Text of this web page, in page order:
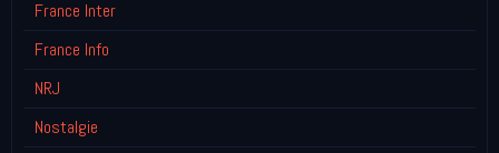
France Inter
France Info
NRJ
Nostalgie